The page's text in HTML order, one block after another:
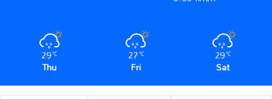
29℃
Thu
27℃
Fri
29℃
Sat